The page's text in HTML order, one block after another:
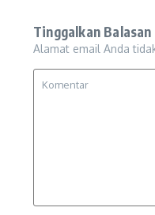
Tinggalkan Balasan
Alamat email Anda